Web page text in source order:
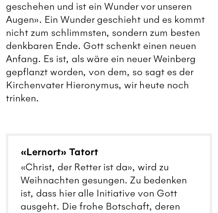
geschehen und ist ein Wunder vor unseren
Augen». Ein Wunder geschieht und es kommt
nicht zum schlimmsten, sondern zum besten
denkbaren Ende. Gott schenkt einen neuen
Anfang. Es ist, als wäre ein neuer Weinberg
gepflanzt worden, von dem, so sagt es der
Kirchenvater Hieronymus, wir heute noch
trinken.
«Lernort» Tatort
«Christ, der Retter ist da», wird zu
Weihnachten gesungen. Zu bedenken
ist, dass hier alle Initiative von Gott
ausgeht. Die frohe Botschaft, deren